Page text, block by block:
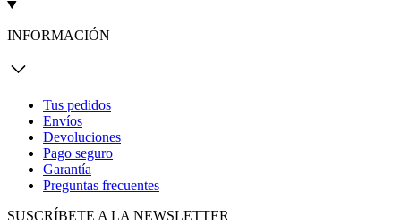
INFORMACIÓN
Tus pedidos
Envíos
Devoluciones
Pago seguro
Garantía
Preguntas frecuentes
SUSCRÍBETE A LA NEWSLETTER